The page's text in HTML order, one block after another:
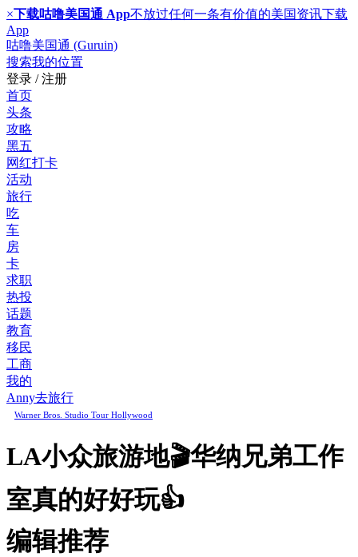
×下载咕噜美国通 App不放过任何一条有价值的美国资讯下载
App
咕噜美国通 (Guruin)
搜索我的位置
登录 / 注册
首页
头条
攻略
黑五
网红打卡
活动
旅行
吃
车
房
卡
求职
热投
话题
教育
移民
工商
我的
Anny去旅行
Warner Bros. Studio Tour Hollywood
LA小众旅游地🎬华纳兄弟工作
室真的好好玩👍
编辑推荐